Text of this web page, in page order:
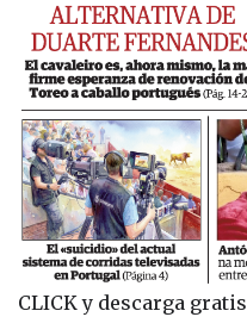
CLICK y descarga gratis